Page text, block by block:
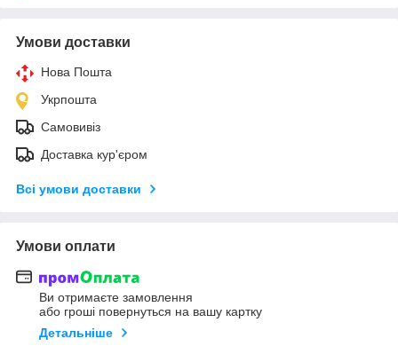
Умови доставки
Нова Пошта
Укрпошта
Самовивіз
Доставка кур'єром
Всі умови доставки
Умови оплати
Ви отримаєте замовлення
або гроші повернуться на вашу картку
Детальніше